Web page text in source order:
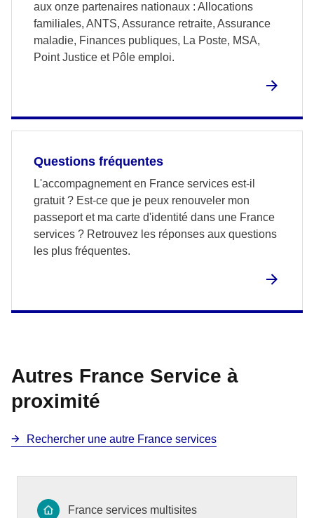
aux onze partenaires nationaux : Allocations
familiales, ANTS, Assurance retraite, Assurance
maladie, Finances publiques, La Poste, MSA,
Point Justice et Pôle emploi.
Questions fréquentes
L'accompagnement en France services est-il
gratuit ? Est-ce que je peux renouveler mon
passeport et ma carte d'identité dans une France
services ? Retrouvez les réponses aux questions
les plus fréquentes.
Autres France Service à
proximité
Rechercher une autre France services
France services multisites